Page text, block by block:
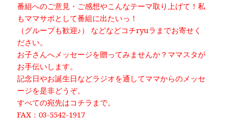
番組へのご意見・ご感想やこんなテーマ取り上げて！私
もママサポとして番組に出たいっ！
（グループも歓迎♪） などなどコチryuラまでお寄せく
ださい。
お子さんへメッセージを贈ってみませんか？ママスタが
お手伝いします。
記念日やお誕生日などラジオを通してママからのメッセ
ージを是非どうぞ。
すべての宛先はコチラまで。
FAX：03-5542-1917